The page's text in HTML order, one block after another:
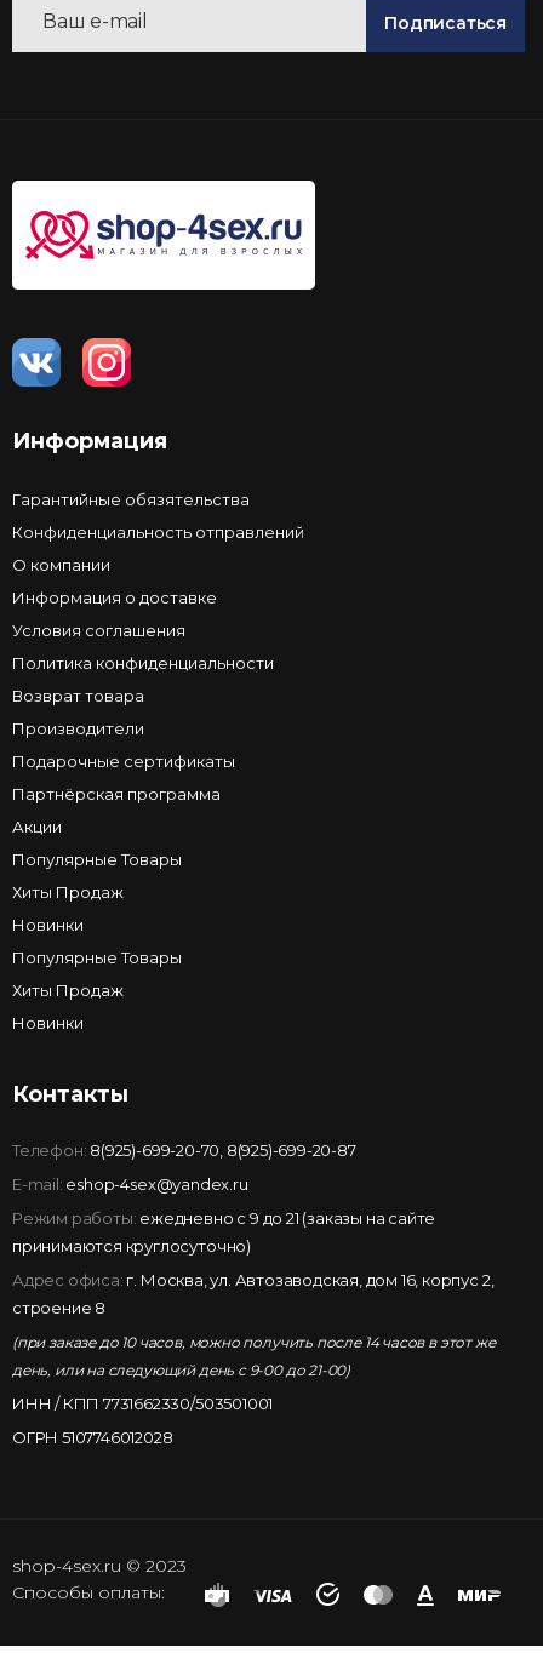
Подписаться
Информация
Гарантийные обязятельства
Конфиденциальность отправлений
О компании
Информация о доставке
Условия соглашения
Политика конфиденциальности
Возврат товара
Производители
Подарочные сертификаты
Партнёрская программа
Акции
Популярные Товары
Хиты Продаж
Новинки
Популярные Товары
Хиты Продаж
Новинки
Контакты
Телефон: 8(925)-699-20-70 8(925)-699-20-87
E-mail: eshop-4sex@yandex.ru
Режим работы: ежедневно с 9 до 21 (заказы на сайте
принимаются круглосуточно)
Адрес офиса: г. Москва, ул. Автозаводская, дом 16, корпус 2,
строение 8
(при заказе до 10 часов, можно получить после 14 часов в этот же
день, или на следующий день с 9-00 до 21-00)
ИНН / КПП 7731662330/503501001
ОГРН 5107746012028
shop-4sex.ru © 2023
Способы оплаты: